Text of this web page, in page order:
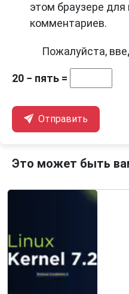
этом браузере
комментариев.
Пожалуйста,
20 − пять =
Отправить
Это может быть